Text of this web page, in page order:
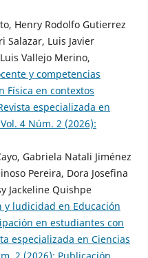
Henry Rodolfo Gutierrez
Salazar, Luis Javier
Vallejo Merino,
y competencias
Física en contextos
especializada en
4 Núm. 2 (2026):
Gabriela Natali Jiménez
Pereira, Dora Josefina
Jackeline Quishpe
y ludicidad en Educación
en estudiantes con
especializada en Ciencias